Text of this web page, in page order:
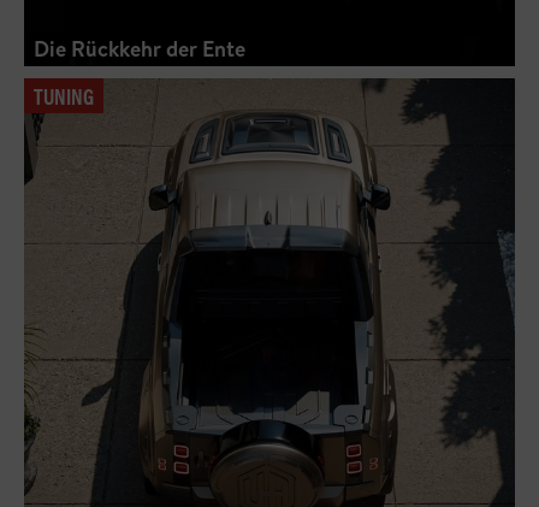
Die Rückkehr der Ente
TUNING